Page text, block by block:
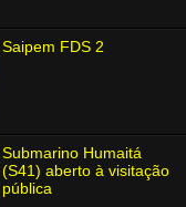
Saipem FDS 2
Submarino Humaitá
(S41) aberto à visitação
pública